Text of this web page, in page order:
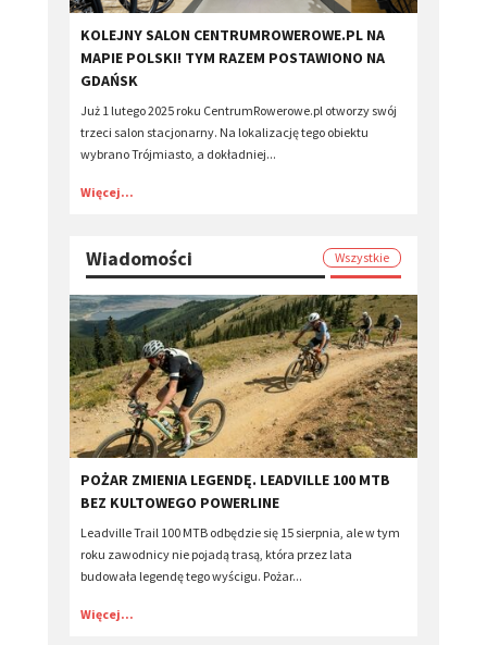
​KOLEJNY SALON CENTRUMROWEROWE.PL NA
MAPIE POLSKI! TYM RAZEM POSTAWIONO NA
GDAŃSK
Już 1 lutego 2025 roku CentrumRowerowe.pl otworzy swój
trzeci salon stacjonarny. Na lokalizację tego obiektu
wybrano Trójmiasto, a dokładniej...
Więcej...
Wiadomości Wszystkie
POŻAR ZMIENIA LEGENDĘ. LEADVILLE 100 MTB
BEZ KULTOWEGO POWERLINE
Leadville Trail 100 MTB odbędzie się 15 sierpnia, ale w tym
roku zawodnicy nie pojadą trasą, która przez lata
budowała legendę tego wyścigu. Pożar...
Więcej...